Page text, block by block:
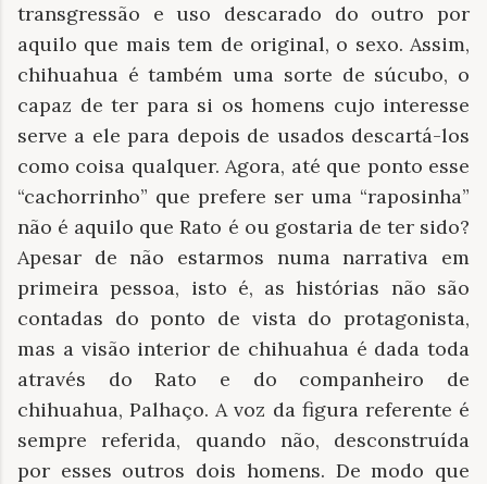
transgressão e uso descarado do outro por
aquilo que mais tem de original, o sexo. Assim,
chihuahua é também uma sorte de súcubo, o
capaz de ter para si os homens cujo interesse
serve a ele para depois de usados descartá-los
como coisa qualquer. Agora, até que ponto esse
“cachorrinho” que prefere ser uma “raposinha”
não é aquilo que Rato é ou gostaria de ter sido?
Apesar de não estarmos numa narrativa em
primeira pessoa, isto é, as histórias não são
contadas do ponto de vista do protagonista,
mas a visão interior de chihuahua é dada toda
através do Rato e do companheiro de
chihuahua, Palhaço. A voz da figura referente é
sempre referida, quando não, desconstruída
por esses outros dois homens. De modo que